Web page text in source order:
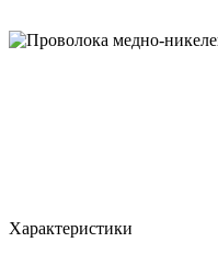
Характеристики